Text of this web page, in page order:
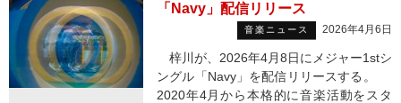
「Navy」配信リリース
音楽ニュース 2026年4月6日
梓川が、2026年4月8日にメジャー1stシ
ングル「Navy」を配信リリースする。
2020年4月から本格的に音楽活動をスタ